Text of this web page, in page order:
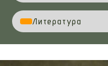
Литература